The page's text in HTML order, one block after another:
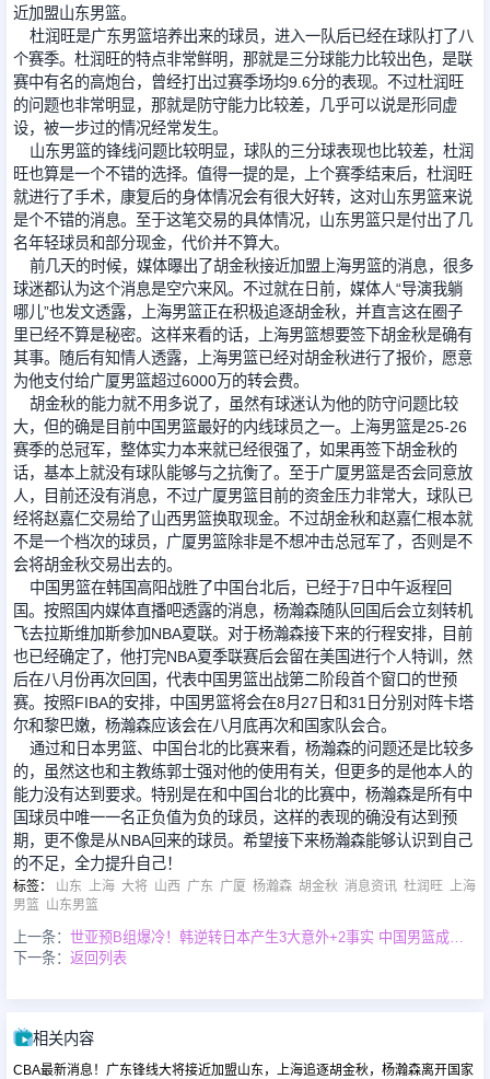
近加盟山东男篮。
杜润旺是广东男篮培养出来的球员，进入一队后已经在球队打了八
个赛季。杜润旺的特点非常鲜明，那就是三分球能力比较出色，是联
赛中有名的高炮台，曾经打出过赛季场均9.6分的表现。不过杜润旺
的问题也非常明显，那就是防守能力比较差，几乎可以说是形同虚
设，被一步过的情况经常发生。
山东男篮的锋线问题比较明显，球队的三分球表现也比较差，杜润
旺也算是一个不错的选择。值得一提的是，上个赛季结束后，杜润旺
就进行了手术，康复后的身体情况会有很大好转，这对山东男篮来说
是个不错的消息。至于这笔交易的具体情况，山东男篮只是付出了几
名年轻球员和部分现金，代价并不算大。
前几天的时候，媒体曝出了胡金秋接近加盟上海男篮的消息，很多
球迷都认为这个消息是空穴来风。不过就在日前，媒体人“导演我躺
哪儿”也发文透露，上海男篮正在积极追逐胡金秋，并直言这在圈子
里已经不算是秘密。这样来看的话，上海男篮想要签下胡金秋是确有
其事。随后有知情人透露，上海男篮已经对胡金秋进行了报价，愿意
为他支付给广厦男篮超过6000万的转会费。
胡金秋的能力就不用多说了，虽然有球迷认为他的防守问题比较
大，但的确是目前中国男篮最好的内线球员之一。上海男篮是25-26
赛季的总冠军，整体实力本来就已经很强了，如果再签下胡金秋的
话，基本上就没有球队能够与之抗衡了。至于广厦男篮是否会同意放
人，目前还没有消息，不过广厦男篮目前的资金压力非常大，球队已
经将赵嘉仁交易给了山西男篮换取现金。不过胡金秋和赵嘉仁根本就
不是一个档次的球员，广厦男篮除非是不想冲击总冠军了，否则是不
会将胡金秋交易出去的。
中国男篮在韩国高阳战胜了中国台北后，已经于7日中午返程回
国。按照国内媒体直播吧透露的消息，杨瀚森随队回国后会立刻转机
飞去拉斯维加斯参加NBA夏联。对于杨瀚森接下来的行程安排，目前
也已经确定了，他打完NBA夏季联赛后会留在美国进行个人特训，然
后在八月份再次回国，代表中国男篮出战第二阶段首个窗口的世预
赛。按照FIBA的安排，中国男篮将会在8月27日和31日分别对阵卡塔
尔和黎巴嫩，杨瀚森应该会在八月底再次和国家队会合。
通过和日本男篮、中国台北的比赛来看，杨瀚森的问题还是比较多
的，虽然这也和主教练郭士强对他的使用有关，但更多的是他本人的
能力没有达到要求。特别是在和中国台北的比赛中，杨瀚森是所有中
国球员中唯一一名正负值为负的球员，这样的表现的确没有达到预
期，更不像是从NBA回来的球员。希望接下来杨瀚森能够认识到自己
的不足，全力提升自己！
标签： 山东 上海 大将 山西 广东 广厦 杨瀚森 胡金秋 消息资讯 杜润旺
上海
男篮 山东男篮
上一条：
世亚预B组爆冷！韩逆转日本产生3大意外+2事实 中国男篮成最大赢家
下一条： 返回列表
相关内容
CBA最新消息！广东锋线大将接近加盟山东，上海追逐胡金秋，杨瀚森离开国家